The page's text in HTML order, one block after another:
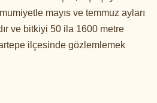
mayıs ve temmuz ayları
ve bitkiyi 50 ila 1600 metre
ilçesinde gözlemlemek